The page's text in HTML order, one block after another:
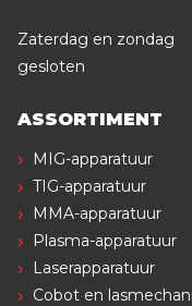
Zaterdag en zondag
gesloten
ASSORTIMENT
MIG-apparatuur
TIG-apparatuur
MMA-apparatuur
Plasma-apparatuur
Laserapparatuur
Cobot en